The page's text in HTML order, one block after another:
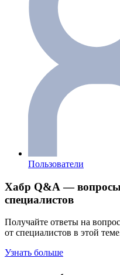
Пользователи
Хабр Q&A —
специалистов
Получайте ответы на
от специалистов в этой
Узнать больше